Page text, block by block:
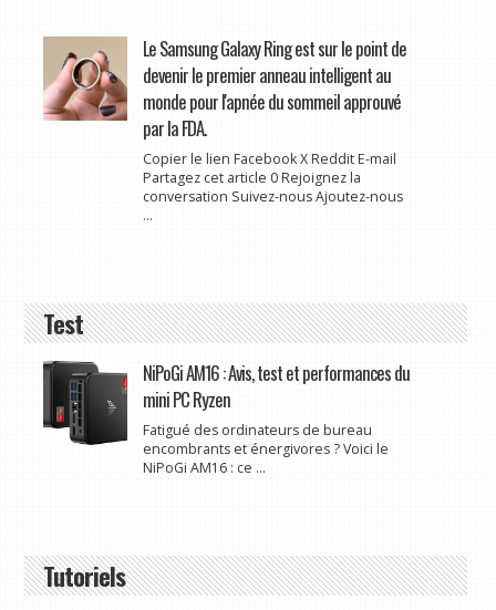
Le Samsung Galaxy Ring est sur le point de
devenir le premier anneau intelligent au
monde pour l'apnée du sommeil approuvé
par la FDA.
Copier le lien Facebook X Reddit E-mail
Partagez cet article 0 Rejoignez la
conversation Suivez-nous Ajoutez-nous
...
Test
NiPoGi AM16 : Avis, test et performances du
mini PC Ryzen
Fatigué des ordinateurs de bureau
encombrants et énergivores ? Voici le
NiPoGi AM16 : ce ...
Tutoriels